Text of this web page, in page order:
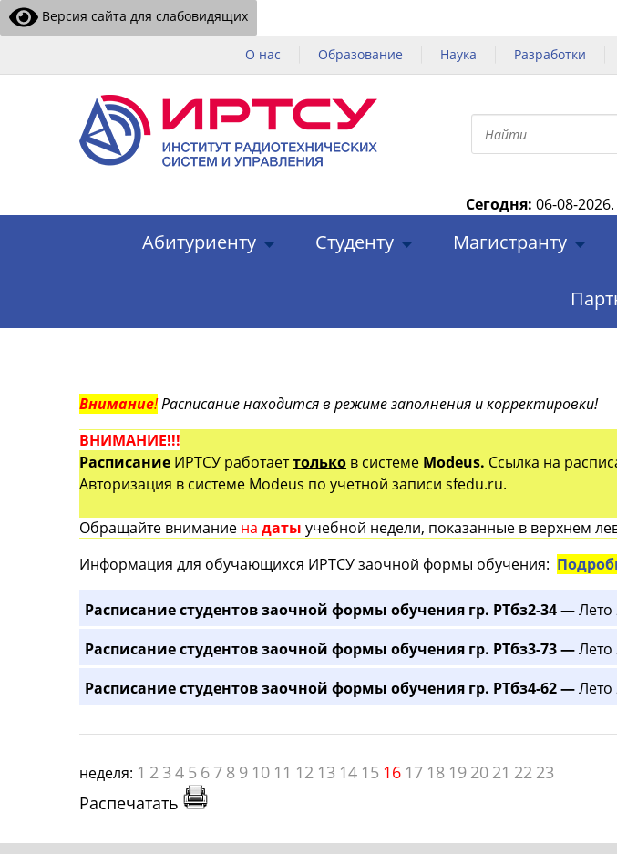
Версия сайта для слабовидящих
О нас Образование Наука Разработки
Сегодня: 06-08-2026.
Абитуриенту Студенту Магистранту
Внимание!Расписание находится в режиме заполнения и корректировки!
ВНИМАНИЕ!!!
Расписание ИРТСУ работаеттолько в системе Modeus. Ссылка на
Авторизация в системе Modeus по учетной записи sfedu.ru.
Обращайте внимание на даты учебной недели, показанные в верхнем
Информация для обучающихся ИРТСУ заочной формы обучения:
Расписание студентов заочной формы обучения гр. РТбз2-34 —Лето
Расписание студентов заочной формы обучения гр. РТбз3-73 —Лето
Расписание студентов заочной формы обучения гр. РТбз4-62 —Лето
неделя: 1 2 3 4 5 6 7 8 9 10 11 12 13 14 15 16 17 18 19 20 21 22 23
Распечатать